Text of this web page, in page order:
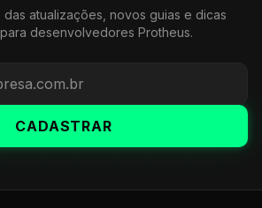
atualizações, novos guias e dicas
desenvolvedores Protheus.
CADASTRAR